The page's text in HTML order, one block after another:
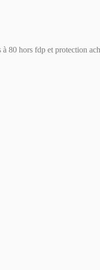
80 hors fdp et protection